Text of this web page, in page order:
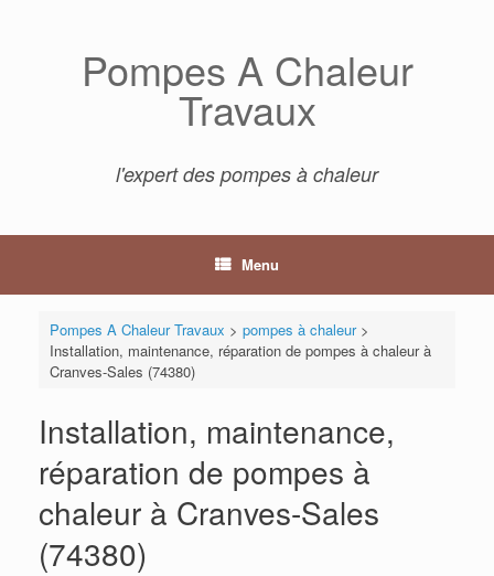
Pompes A Chaleur
Travaux
l'expert des pompes à chaleur
Menu
Pompes A Chaleur Travaux > pompes à chaleur>
Installation, maintenance, réparation de pompes à chaleur à
Cranves-Sales (74380)
Installation, maintenance,
réparation de pompes à
chaleur à Cranves-Sales
(74380)